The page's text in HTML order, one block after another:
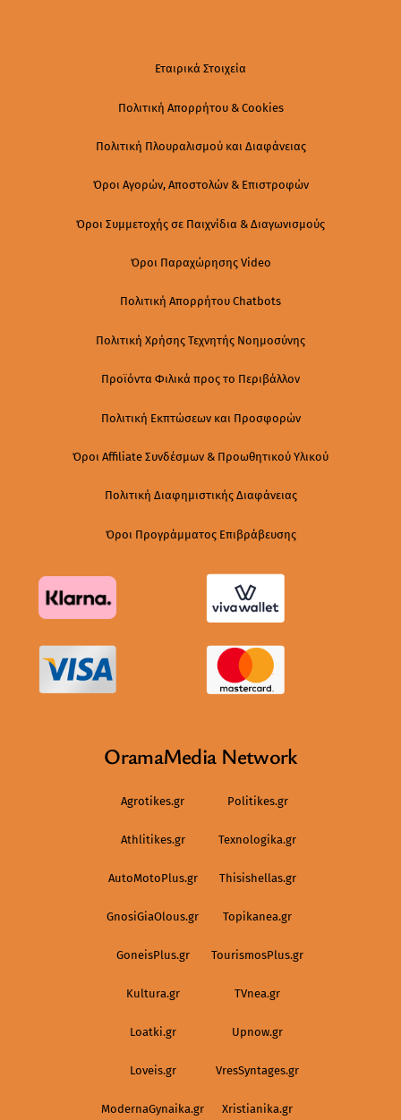
Εταιρικά Στοιχεία
Πολιτική Απορρήτου & Cookies
Πολιτική Πλουραλισμού και Διαφάνειας
Όροι Αγορών, Αποστολών & Επιστροφών
Όροι Συμμετοχής σε Παιχνίδια & Διαγωνισμούς
Όροι Παραχώρησης Video
Πολιτική Απορρήτου Chatbots
Πολιτική Χρήσης Τεχνητής Νοημοσύνης
Προϊόντα Φιλικά προς το Περιβάλλον
Πολιτική Εκπτώσεων και Προσφορών
Όροι Affiliate Συνδέσμων & Προωθητικού Υλικού
Πολιτική Διαφημιστικής Διαφάνειας
Όροι Προγράμματος Επιβράβευσης
OramaMedia Network
Agrotikes.gr Politikes.gr
Athlitikes.gr Texnologika.gr
AutoMotoPlus.gr Thisishellas.gr
GnosiGiaOlous.gr Topikanea.gr
GoneisPlus.gr TourismosPlus.gr
Kultura.gr TVnea.gr
Loatki.gr Upnow.gr
Loveis.gr VresSyntages.gr
ModernaGynaika.gr Xristianika.gr